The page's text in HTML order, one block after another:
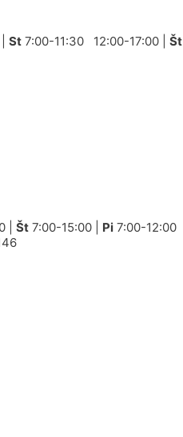
St 7:00-11:30 12:00-17:00 | Št
| Št 7:00-15:00 | Pi 7:00-12:00